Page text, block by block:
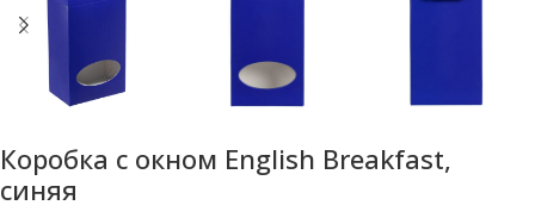
Коробка с окном English Breakfast,
синяя